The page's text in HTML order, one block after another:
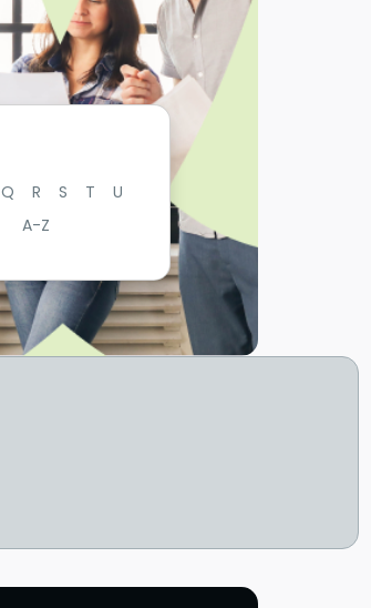
Q R S T
U
A-Z